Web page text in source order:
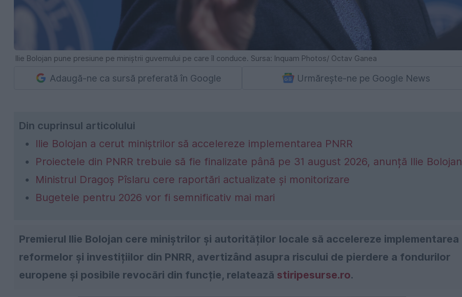
Ilie Bolojan pune presiune pe miniștrii guvernului pe care îl conduce. Sursa: Inquam Photos/ Octav Ganea
Adaugă-ne ca sursă preferată în Google Urmărește-ne pe Google News
Din cuprinsul articolului
Ilie Bolojan a cerut miniștrilor să accelereze implementarea PNRR
Proiectele din PNRR trebuie să fie finalizate până pe 31 august 2026, anunță Ilie Bolojan
Ministrul Dragoș Pîslaru cere raportări actualizate și monitorizare
Bugetele pentru 2026 vor fi semnificativ mai mari
Premierul Ilie Bolojan cere miniștrilor și autorităților locale să accelereze implementarea
reformelor și investițiilor din PNRR, avertizând asupra riscului de pierdere a fondurilor
europene și posibile revocări din funcție, relatează stiripesurse.ro.